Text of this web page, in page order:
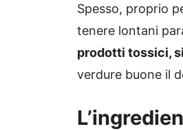
Spesso, proprio
tenere lontani
prodotti tossici,
verdure buone il